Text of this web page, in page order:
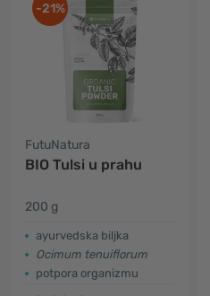
-21%
FutuNatura
BIO Tulsi u prahu
200 g
ayurvedska biljka
Ocimum tenuiflorum
potpora organizmu